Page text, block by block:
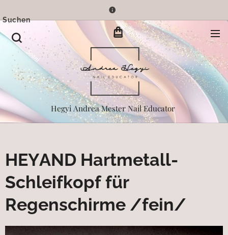
Hegyi Andrea Mester Nail Educator
Suchen
HEYAND Hartmetall-
Schleifkopf für
Regenschirme /fein/